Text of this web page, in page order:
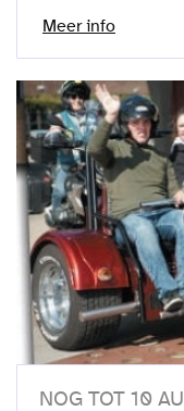
Meer info
NOG TOT 10